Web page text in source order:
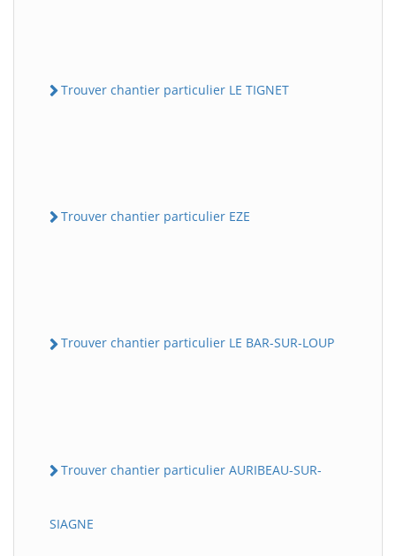
Trouver chantier particulier LE TIGNET
Trouver chantier particulier EZE
Trouver chantier particulier LE BAR-SUR-LOUP
Trouver chantier particulier AURIBEAU-SUR-
SIAGNE